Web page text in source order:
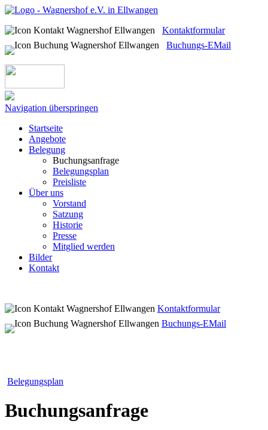
Kontaktformular
Buchungs-EMail
Navigation überspringen
Startseite
Angebote
Belegung
Buchungsanfrage
Belegungsplan
Preisliste
Über uns
Vorstand
Satzung
Historie
Presse
Mitglied werden
Bilder
Kontakt
Kontaktformular
Buchungs-EMail
Belegungsplan
Buchungsanfrage